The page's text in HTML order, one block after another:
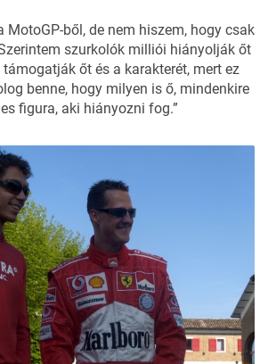
MotoGP-ből, de nem hiszem, hogy csak
szurkolók milliói hiányolják őt
őt és a karakterét, mert ez
benne, hogy milyen is ő, mindenkire
figura, aki hiányozni fog.”